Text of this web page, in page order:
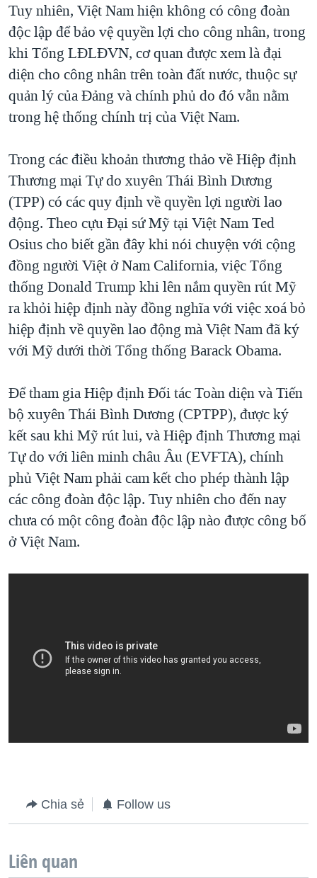
Tuy nhiên, Việt Nam hiện không có công đoàn
độc lập để bảo vệ quyền lợi cho công nhân, trong
khi Tổng LĐLĐVN, cơ quan được xem là đại
diện cho công nhân trên toàn đất nước, thuộc sự
quản lý của Đảng và chính phủ do đó vẫn nằm
trong hệ thống chính trị của Việt Nam.
Trong các điều khoản thương thảo về Hiệp định
Thương mại Tự do xuyên Thái Bình Dương
(TPP) có các quy định về quyền lợi người lao
động. Theo cựu Đại sứ Mỹ tại Việt Nam Ted
Osius cho biết gần đây khi nói chuyện với cộng
đồng người Việt ở Nam California, việc Tổng
thống Donald Trump khi lên nắm quyền rút Mỹ
ra khỏi hiệp định này đồng nghĩa với việc xoá bỏ
hiệp định về quyền lao động mà Việt Nam đã ký
với Mỹ dưới thời Tổng thống Barack Obama.
Để tham gia Hiệp định Đối tác Toàn diện và Tiến
bộ xuyên Thái Bình Dương (CPTPP), được ký
kết sau khi Mỹ rút lui, và Hiệp định Thương mại
Tự do với liên minh châu Âu (EVFTA), chính
phủ Việt Nam phải cam kết cho phép thành lập
các công đoàn độc lập. Tuy nhiên cho đến nay
chưa có một công đoàn độc lập nào được công bố
ở Việt Nam.
Chia sẻ Follow us
Liên quan